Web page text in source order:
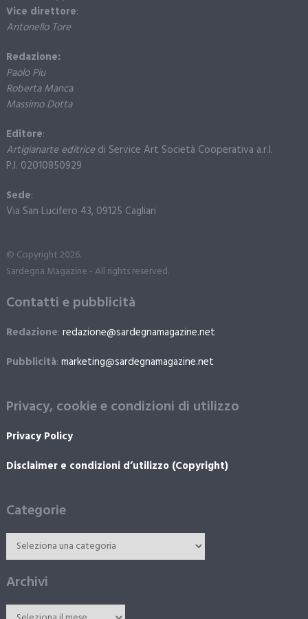
Vice direttore:
Antonello Tore
Redazione:
Paolo Piu
Roberta Manca
Massimo Dotta
Editore:
Artigianarte editricedi Service Art Società Cooperativa a.r.l.
P.I. 02010850929
Sede:
Via San Lucifero 43, 09125 Cagliari
© Copyright 2026.
Sardegna Magazine - All rights reserved.
Contatti e pubblicità
Redazione: redazione@sardegnamagazine.net
Pubblicità: marketing@sardegnamagazine.net
Privacy, cookie e condizioni di utilizzo
Privacy Policy
Disclaimer e condizioni d’utilizzo (Copyright)
Categorie
Archivi